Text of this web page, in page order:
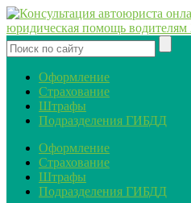
Оформление
Страхование
Штрафы
Подразделения ГИБДД
Оформление
Страхование
Штрафы
Подразделения ГИБДД